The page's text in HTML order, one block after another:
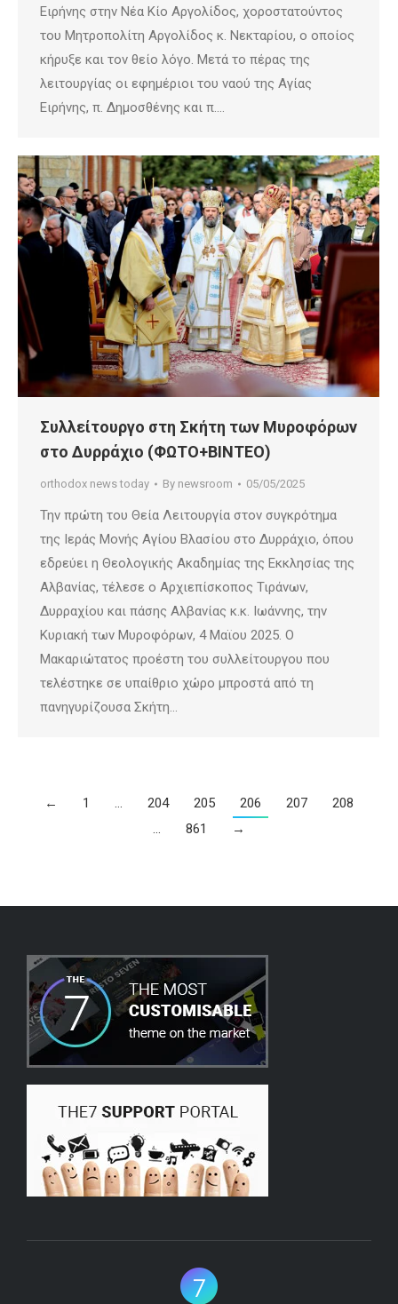
Ειρήνης στην Νέα Κίο Αργολίδος, χοροστατούντος
του Μητροπολίτη Αργολίδος κ. Νεκταρίου, ο οποίος
κήρυξε και τον θείο λόγο. Μετά το πέρας της
λειτουργίας οι εφημέριοι του ναού της Αγίας
Ειρήνης, π. Δημοσθένης και π.…
Συλλείτουργο στη Σκήτη των Μυροφόρων
στο Δυρράχιο (ΦΩΤΟ+ΒΙΝΤΕΟ)
orthodox news today By newsroom 05/05/2025
Την πρώτη του Θεία Λειτουργία στον συγκρότημα
της Ιεράς Μονής Αγίου Βλασίου στο Δυρράχιο, όπου
εδρεύει η Θεολογικής Ακαδημίας της Εκκλησίας της
Αλβανίας, τέλεσε ο Αρχιεπίσκοπος Τιράνων,
Δυρραχίου και πάσης Αλβανίας κ.κ. Ιωάννης, την
Κυριακή των Μυροφόρων, 4 Μαϊου 2025. Ο
Μακαριώτατος προέστη του συλλείτουργου που
τελέστηκε σε υπαίθριο χώρο μπροστά από τη
πανηγυρίζουσα Σκήτη…
← 1 … 204 205 206 207
208
…
861 →